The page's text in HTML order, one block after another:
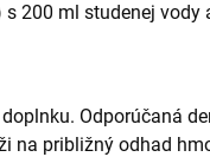
s 200 ml studenej vody
Odporúčaná
na približný odhad